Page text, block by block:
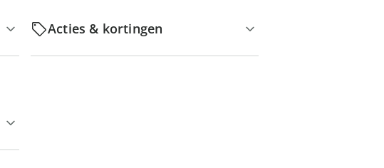
Acties & kortingen